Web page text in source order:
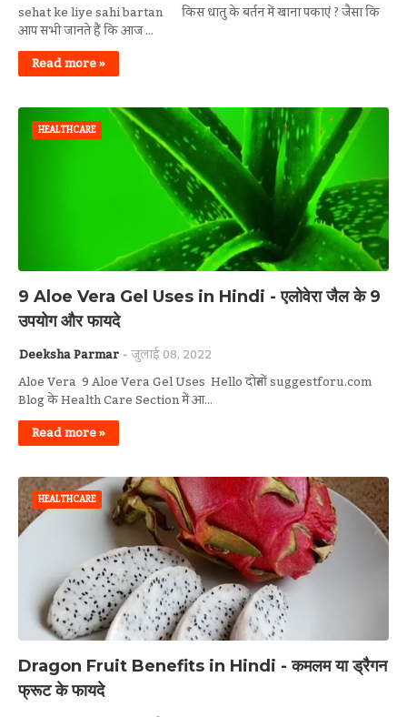
sehat ke liye sahi bartan किस धातु के बर्तन में खाना पकाएं ? जैसा कि
आप सभी जानते हैं कि आज …
Read more »
HEALTHCARE
9 Aloe Vera Gel Uses in Hindi - एलोवेरा जैल के 9
उपयोग और फायदे
Deeksha Parmar जुलाई 08, 2022
Aloe Vera 9 Aloe Vera Gel Uses Hello दोस्तों suggestforu.com
Blog के Health Care Section में आ…
Read more »
HEALTHCARE
Dragon Fruit Benefits in Hindi - कमलम या ड्रैगन
फ्रूट के फायदे